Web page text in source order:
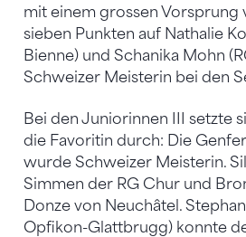
mit einem grossen Vorsprung
sieben Punkten auf Nathalie
Bienne) und Schanika Mohn
Schweizer Meisterin bei den
Bei den Juniorinnen III setzte
die Favoritin durch: Die
wurde Schweizer Meisterin.
Simmen der RG Chur und
Donze von Neuchâtel.
Opfikon-Glattbrugg) konnte